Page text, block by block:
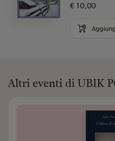
€ 10,00
Altri eventi di UBIK